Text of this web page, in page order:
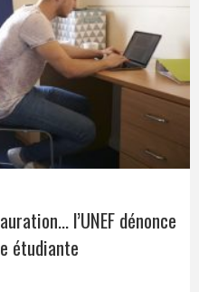
l’UNEF dénonce
étudiante